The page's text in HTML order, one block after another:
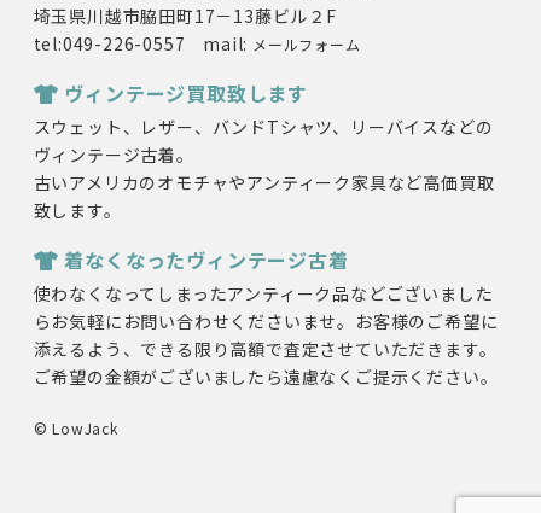
埼玉県川越市脇田町17－13藤ビル２F
tel:049-226-0557 mail: メールフォーム
ヴィンテージ買取致します
スウェット、レザー、バンドTシャツ、リーバイスなどの
ヴィンテージ古着。
古いアメリカのオモチャやアンティーク家具など高価買取
致します。
着なくなったヴィンテージ古着
使わなくなってしまったアンティーク品などございました
らお気軽にお問い合わせくださいませ。お客様のご希望に
添えるよう、できる限り高額で査定させていただきます。
ご希望の金額がございましたら遠慮なくご提示ください。
© LowJack